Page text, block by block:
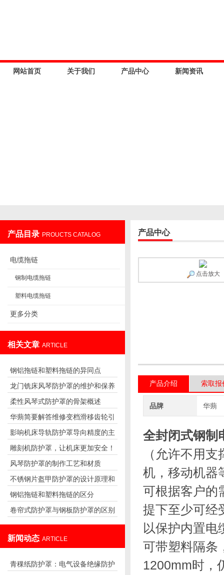
网站首页 关于我们 产品中心 新闻资讯
产品目录 PROUCTS CATALOG
电缆拖链
钢制电缆拖链
塑料电缆拖链
更多分类
相关文章 ARTICLE
钢铝拖链和塑料拖链的异同点
龙门铣床风琴防护罩的维护和保养
要点
柔性风琴式防护罩的骨架概述
华蒴简要解答维修变档滑移齿轮引
起主轴停转
影响机床导轨防护罩导向精度的主
要因素
雕刻机防护罩，让机床更加安全！
风琴防护罩的制作工艺和材质
不锈钢片盔甲防护罩的设计原理和
应用
钢铝拖链和塑料拖链的区分
卷帘式防护罩与钢板防护罩的区别
新闻动态 ARTICLE
青稞纸防护罩：电气设备绝缘防护
产品中心
点击放大
产品介绍 索取报
品牌 华蒴
全封闭式钢制
（允许不用
机，移动机器
可根据客户的
提下至少可经
以保护内置
可带塑料隔条
1200mm时，